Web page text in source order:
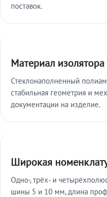
поставок.
Материал изолятора
Стеклонаполненный
стабильная геометрия и
документации на изделие.
Широкая
Одно-, трёх- и
шины 5 и 10 мм, длина